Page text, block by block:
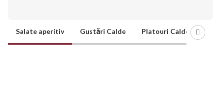
Ofertă
Salate aperitiv Gustări Calde Platouri Calde